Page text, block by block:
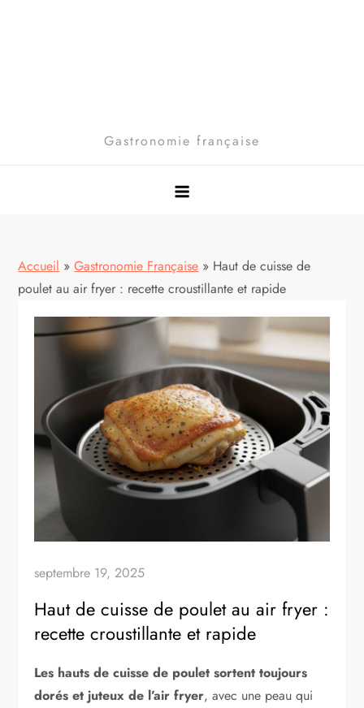
Gastronomie française
Accueil » Gastronomie Française » Haut de cuisse de
poulet au air fryer : recette croustillante et rapide
septembre 19, 2025
Haut de cuisse de poulet au air fryer :
recette croustillante et rapide
Les hauts de cuisse de poulet sortent toujours
dorés et juteux de l’air fryer, avec une peau qui